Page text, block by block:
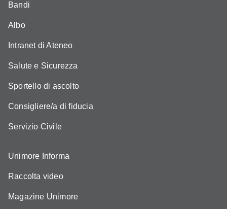
Bandi
Albo
Intranet di Ateneo
Salute e Sicurezza
Sportello di ascolto
Consigliere/a di fiducia
Servizio Civile
Unimore Informa
Raccolta video
Magazine Unimore